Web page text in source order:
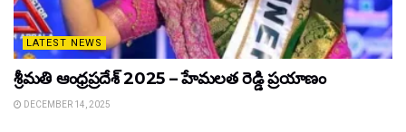
LATEST NEWS
శ్రీమతి ఆంధ్రప్రదేశ్ 2025 – హేమలత రెడ్డి ప్రయాణం
DECEMBER 14, 2025